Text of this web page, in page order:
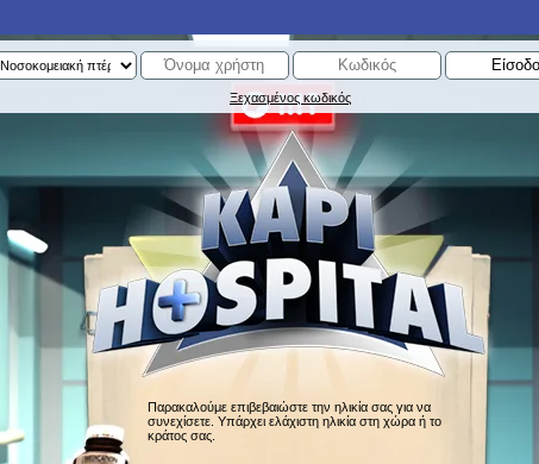
Ξεχασμένος κωδικός
Παρακαλούμε επιβεβαιώστε την ηλικία σας για να
συνεχίσετε. Υπάρχει ελάχιστη ηλικία στη χώρα ή το
κράτος σας.